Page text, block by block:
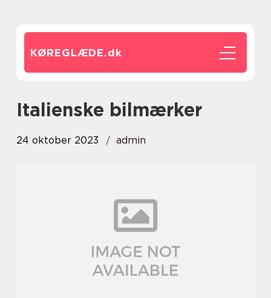
KØREGLÆDE.dk
italienske bilmærker
24 oktober 2023 admin